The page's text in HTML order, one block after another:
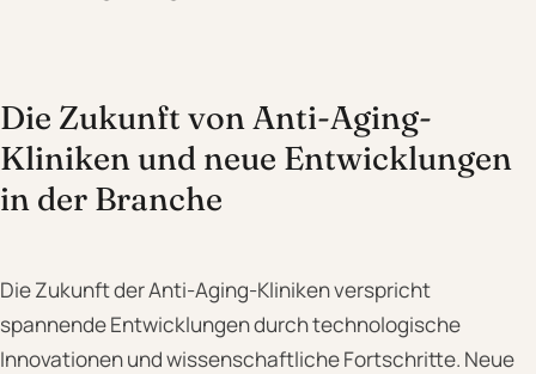
Die Zukunft von Anti-Aging-
Kliniken und neue Entwicklungen
in der Branche
Die Zukunft der Anti-Aging-Kliniken verspricht
spannende Entwicklungen durch technologische
Innovationen und wissenschaftliche Fortschritte. Neue